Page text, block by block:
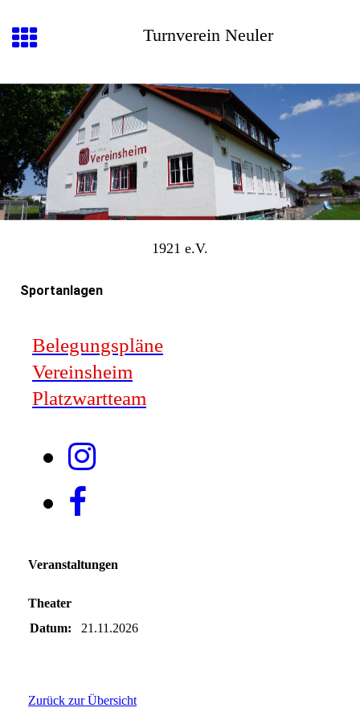
Turnverein Neuler
1921 e.V.
Sportanlagen
Belegungspläne
Vereinsheim
Platzwartteam
Veranstaltungen
Theater
Datum:
21.11.2026
Zurück zur Übersicht